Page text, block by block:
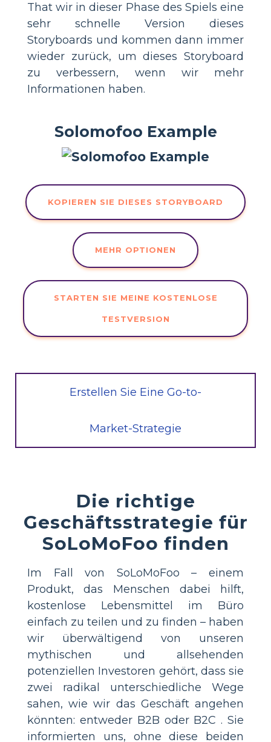
That wir in dieser Phase des Spiels eine
sehr schnelle Version dieses
Storyboards und kommen dann immer
wieder zurück, um dieses Storyboard
zu verbessern, wenn wir mehr
Informationen haben.
Solomofoo Example
KOPIEREN SIE DIESES STORYBOARD
MEHR OPTIONEN
STARTEN SIE MEINE KOSTENLOSE
TESTVERSION
Erstellen Sie Eine Go-to-
Market-Strategie
Die richtige
Geschäftsstrategie für
SoLoMoFoo finden
Im Fall von SoLoMoFoo – einem
Produkt, das Menschen dabei hilft,
kostenlose Lebensmittel im Büro
einfach zu teilen und zu finden – haben
wir überwältigend von unseren
mythischen und allsehenden
potenziellen Investoren gehört, dass sie
zwei radikal unterschiedliche Wege
sahen, wie wir das Geschäft angehen
könnten: entweder B2B oder B2C . Sie
informierten uns, ohne diese beiden